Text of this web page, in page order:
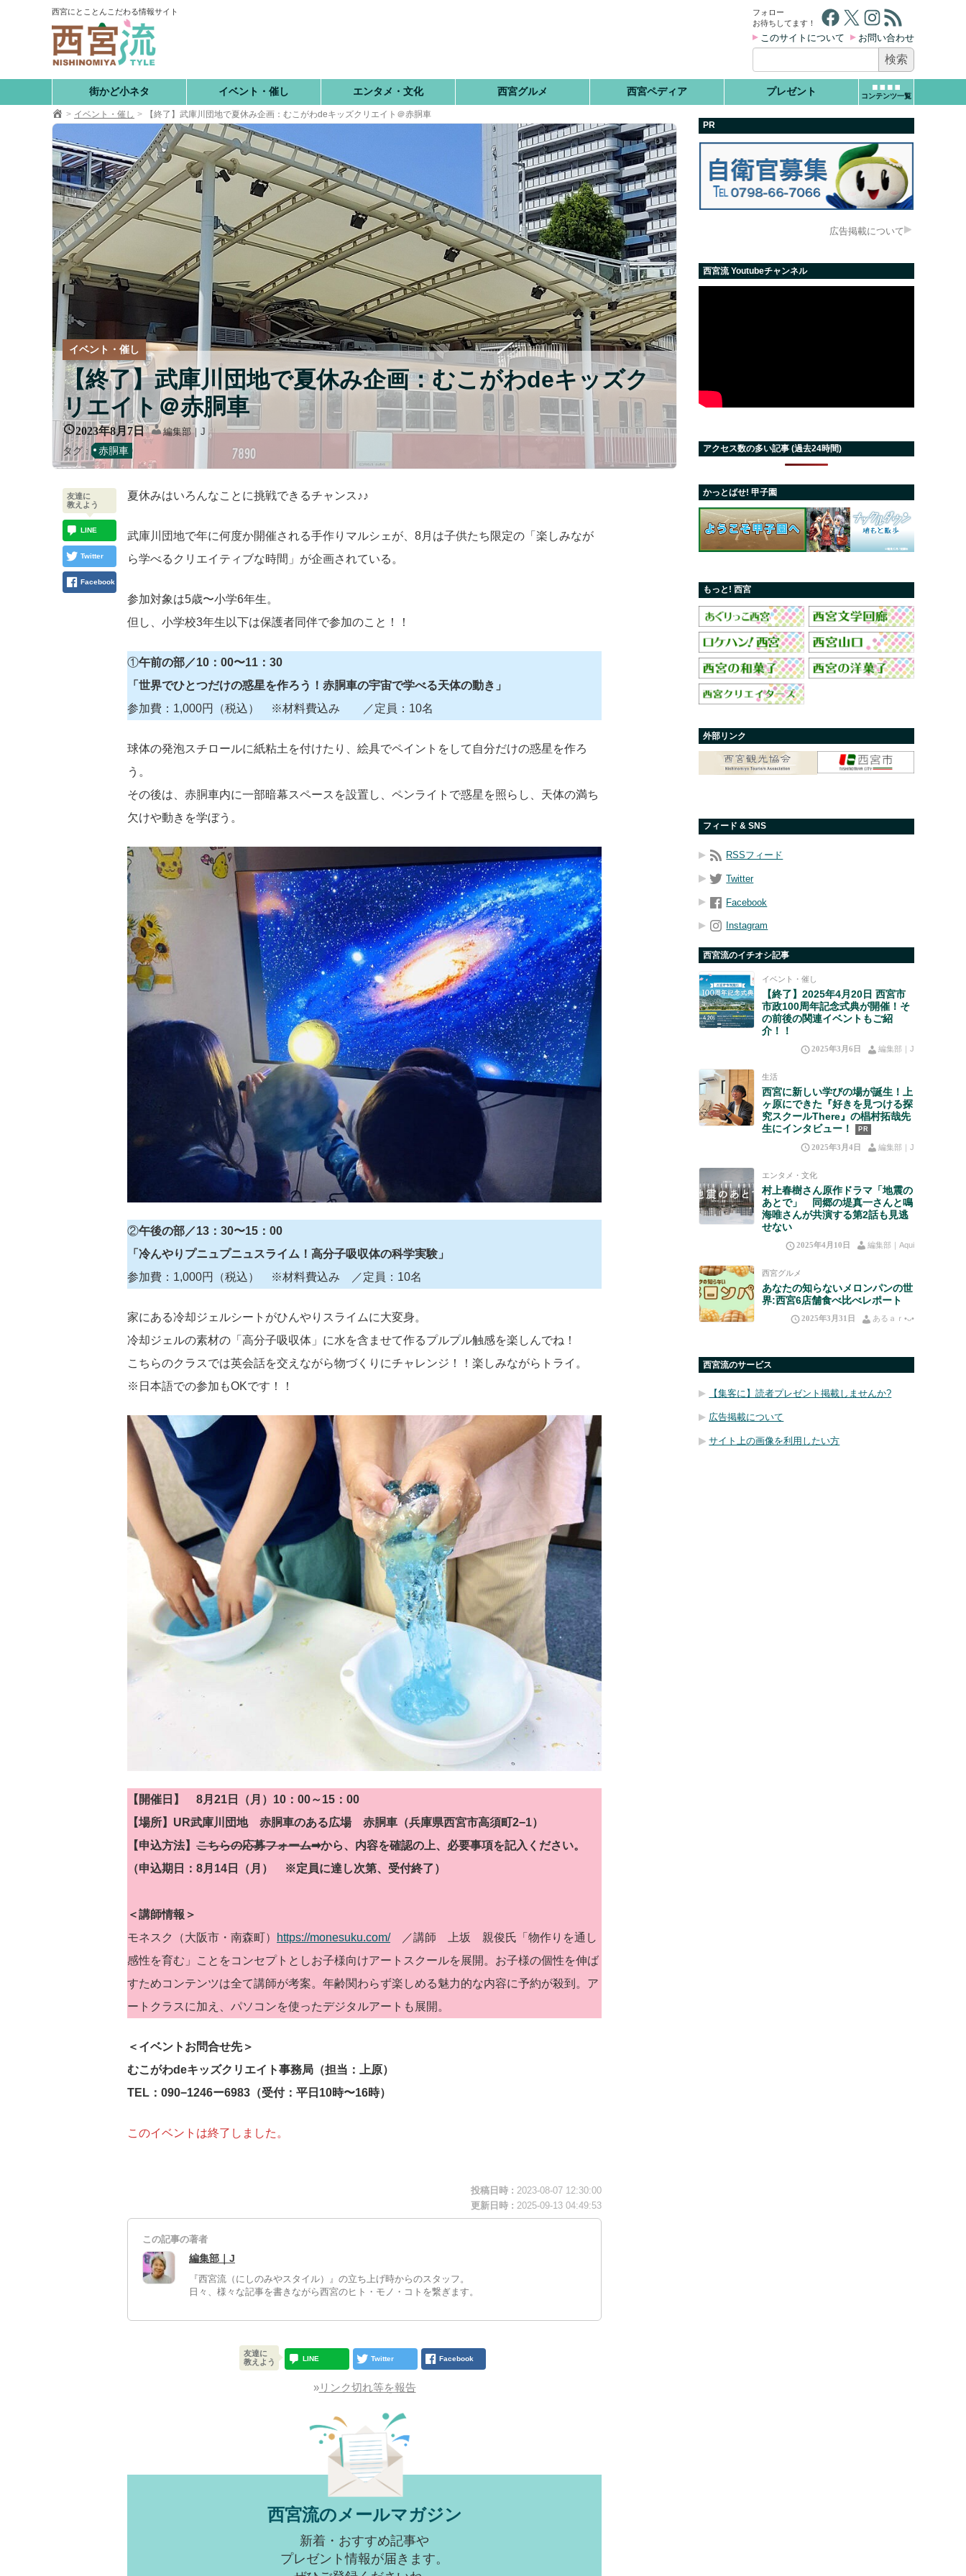
西宮にとことんこだわる情報サイト
街かど小ネタ イベント・催し エンタメ・文化 西宮グルメ 西宮ペディア プレゼント コンテンツ一覧
フォロー
お待ちしてます！
Facebook X Instagram RSS フィード
このサイトについて お問い合わせ
索:
イベント・催し 【終了】武庫川団地で夏休み企画：むこがわdeキッズクリエイト＠赤胴車
イベント・催し
【終了】武庫川団地で夏休み企画：むこがわdeキッズク
リエイト＠赤胴車
2023年8月7日 編集部｜J
タグ : 赤胴車
夏休みはいろんなことに挑戦できるチャンス♪♪
武庫川団地で年に何度か開催される手作りマルシェが、8月は子供たち限定の「楽しみなが
ら学べるクリエイティブな時間」が企画されている。
参加対象は5歳〜小学6年生。
但し、小学校3年生以下は保護者同伴で参加のこと！！
①午前の部／10：00〜11：30
「世界でひとつだけの惑星を作ろう！赤胴車の宇宙で学べる天体の動き」
参加費：1,000円（税込） ※材料費込み ／定員：10名
球体の発泡スチロールに紙粘土を付けたり、絵具でペイントをして自分だけの惑星を作ろ
う。
その後は、赤胴車内に一部暗幕スペースを設置し、ペンライトで惑星を照らし、天体の満ち
欠けや動きを学ぼう。
②午後の部／13：30〜15：00
「冷んやりプニュプニュスライム！高分子吸収体の科学実験」
参加費：1,000円（税込） ※材料費込み ／定員：10名
家にある冷却ジェルシートがひんやりスライムに大変身。
冷却ジェルの素材の「高分子吸収体」に水を含ませて作るプルプル触感を楽しんでね！
こちらのクラスでは英会話を交えながら物づくりにチャレンジ！！楽しみながらトライ。
※日本語での参加もOKです！！
【開催日】 8月21日（月）10：00～15：00
【場所】UR武庫川団地 赤胴車のある広場 赤胴車（兵庫県西宮市高須町2−1）
【申込方法】こちらの応募フォーム➡から、内容を確認の上、必要事項を記入ください。
（申込期日：8月14日（月） ※定員に達し次第、受付終了）
＜講師情報＞
モネスク（大阪市・南森町）
https://monesuku.com/／講師 上坂 親俊氏「物作りを通し
感性を育む」ことをコンセプトとしお子様向けアートスクールを展開。お子様の個性を伸ば
すためコンテンツは全て講師が考案。年齢関わらず楽しめる魅力的な内容に予約が殺到。ア
ートクラスに加え、パソコンを使ったデジタルアートも展開。
＜イベントお問合せ先＞
むこがわdeキッズクリエイト事務局（担当：上原）
TEL：090−1246ー6983（受付：平日10時〜16時）
このイベントは終了しました。
友達に
教えよう
LINE
Twitter
Facebook
投稿日時 : 2023-08-07 12:30:00
更新日時 : 2025-09-13 04:49:53
この記事の著者
編集部｜J
『西宮流（にしのみやスタイル）』の立ち上げ時からのスタッフ。
日々、様々な記事を書きながら西宮のヒト・モノ・コトを繋ぎます。
友達に
教えよう
LINE Twitter Facebook
»リンク切れ等を報告
西宮流のメールマガジン
新着・おすすめ記事や
プレゼント情報が届きます。
PR
広告掲載について
西宮流 Youtubeチャンネル
アクセス数の多い記事 (過去24時間)
かっとばせ! 甲子園
もっと! 西宮
外部リンク
フィード & SNS
RSSフィード
Twitter
Facebook
Instagram
西宮流のイチオシ記事
イベント・催し
【終了】2025年4月20日 西宮市
市政100周年記念式典が開催！そ
の前後の関連イベントもご紹
介！！
2025年3月6日 編集部｜J
生活
西宮に新しい学びの場が誕生！上
ヶ原にできた『好きを見つける探
究スクールThere』の椙村拓哉先
生にインタビュー！
PR
2025年3月4日 編集部｜J
エンタメ・文化
村上春樹さん原作ドラマ「地震の
あとで」 同郷の堤真一さんと鳴
海唯さんが共演する第2話も見逃
せない
2025年4月10日 編集部｜Aqui
西宮グルメ
あなたの知らないメロンパンの世
界:西宮6店舗食べ比べレポート
2025年3月31日 あるａｒ•⁠ᴗ⁠•⁠
西宮流のサービス
【集客に】読者プレゼント掲載しませんか?
広告掲載について
サイト上の画像を利用したい方